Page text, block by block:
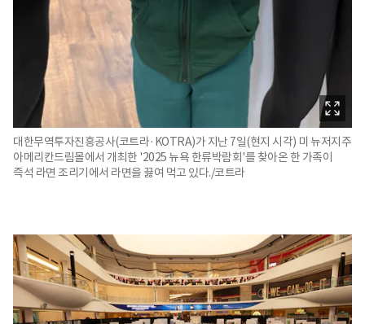
대한무역투자진흥공사(코트라·KOTRA)가 지난 7일(현지 시각) 미 뉴저지주
아메리칸드림몰에서 개최한 '2025 뉴욕 한류박람회'를 찾아온 한 가족이
즉석 라면 조리기에서 라면을 끓여 먹고 있다./코트라